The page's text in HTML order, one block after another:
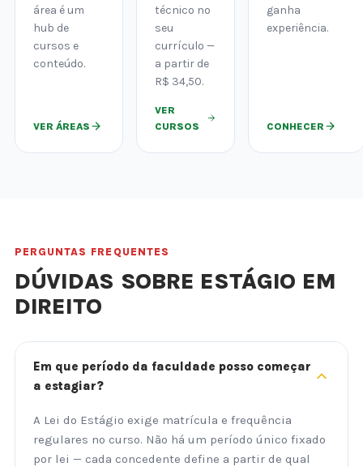
área é um
hub de
cursos e
conteúdo.
VER ÁREAS
técnico no
seu
currículo —
a partir de
R$ 34,50.
VER
CURSOS
ganha
experiência.
CONHECER
PERGUNTAS FREQUENTES
DÚVIDAS SOBRE ESTÁGIO EM
DIREITO
Em que período da faculdade posso começar
a estagiar?
A Lei do Estágio exige matrícula e frequência
regulares no curso. Não há um período único fixado
por lei — cada concedente define a partir de qual